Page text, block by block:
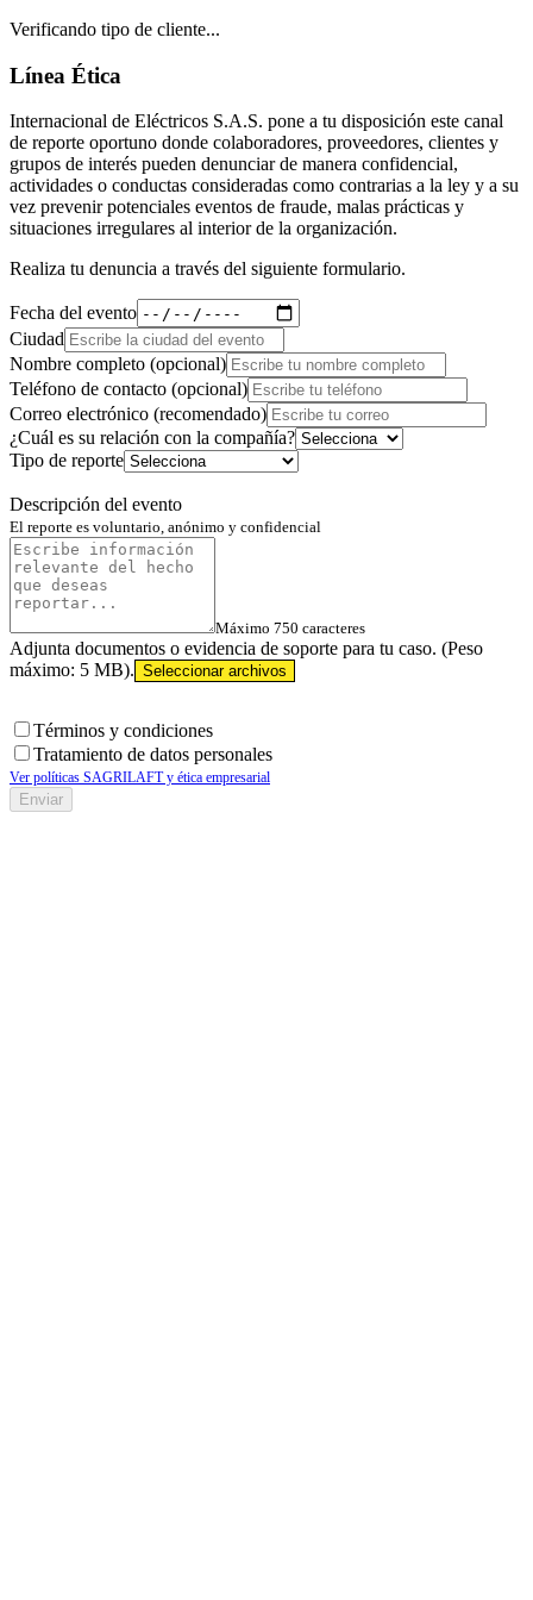
Verificando tipo de cliente...
Línea Ética
Internacional de Eléctricos S.A.S. pone a tu disposición este canal
de reporte oportuno donde colaboradores, proveedores, clientes y
grupos de interés pueden denunciar de manera confidencial,
actividades o conductas consideradas como contrarias a la ley y a su
vez prevenir potenciales eventos de fraude, malas prácticas y
situaciones irregulares al interior de la organización.
Realiza tu denuncia a través del siguiente formulario.
Fecha del evento
Ciudad
Nombre completo (opcional)
Teléfono de contacto (opcional)
Correo electrónico (recomendado)
¿Cuál es su relación con la compañía?
Tipo de reporte
Descripción del evento
El reporte es voluntario, anónimo y confidencial
Máximo 750 caracteres
Adjunta documentos o evidencia de soporte para tu caso. (Peso
máximo: 5 MB). Seleccionar archivos
Términos y condiciones
Tratamiento de datos personales
Ver políticas SAGRILAFT y ética empresarial
Enviar